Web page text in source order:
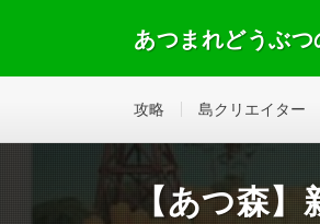
あつまれどうぶつ
攻略 島クリエイター
【あつ森】